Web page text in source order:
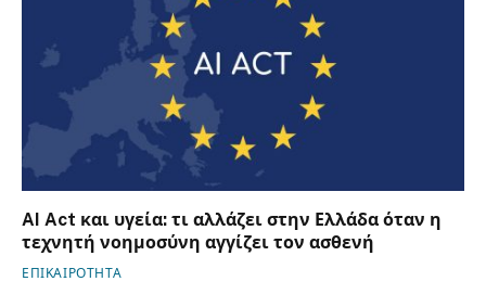
AI Act και υγεία: τι αλλάζει στην Ελλάδα όταν η
τεχνητή νοημοσύνη αγγίζει τον ασθενή
ΕΠΙΚΑΙΡΟΤΗΤΑ